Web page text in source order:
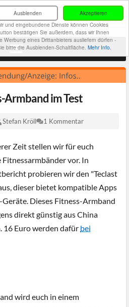
Akzeptieren
Ausblenden
und eingebundene Dienste können Cookies
bestätigen Sie außerdem, dass wir Ihnen
Werbung eines Drittanbieters ausliefern dürfen -
bitte die Ausblenden-Schaltfläche. Mehr Info.
Armband im Test
Stefan Kröll 1 Kommentar
Zeit stellen wir für euch
vor. In
probieren wir den "Teclast
dieser bietet kompatible Apps
Dieses Fitness-Armband
direkt günstig aus China
16 Euro werden dafür bei
wird euch in einem